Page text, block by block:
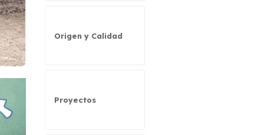
Origen y Calidad
Proyectos